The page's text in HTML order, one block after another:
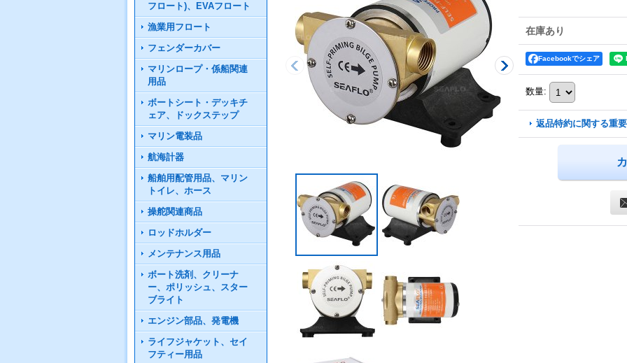
フロート)、EVAフロート
漁業用フロート
フェンダーカバー
マリンロープ・係船関連
用品
ボートシート・デッキチ
ェア、ドックステップ
マリン電装品
航海計器
船舶用配管用品、マリン
トイレ、ホース
操舵関連商品
ロッドホルダー
メンテナンス用品
ボート洗剤、クリーナ
ー、ポリッシュ、スター
ブライト
エンジン部品、発電機
ライフジャケット、セイ
フティー用品
在庫あり
Facebookでシェア
数量:
返品特約に関する重